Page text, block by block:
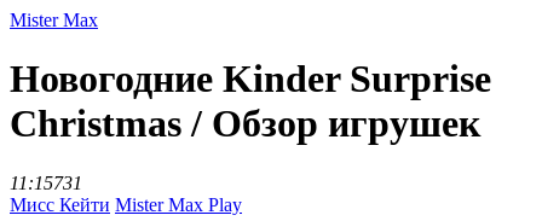
Mister Max
Новогодние Kinder Surprise
Christmas / Обзор игрушек
11:15731
Мисс Кейти Mister Max Play